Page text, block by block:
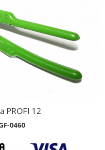
PROFI 12
0460